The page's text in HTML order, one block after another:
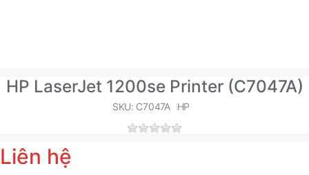
HP LaserJet 1200se Printer (C7047A)
SKU: C7047A HP
Liên hệ